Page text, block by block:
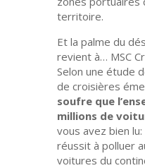
territoire.
Et la palme du
revient à… MSC
Selon une étude
de croisières
soufre que
millions de
vous avez bien
réussit à polluer
voitures du